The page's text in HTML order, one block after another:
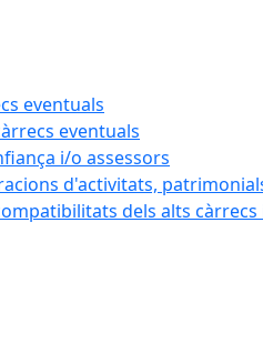
eventuals
eventuals
i/o assessors
d'activitats,
dels alts